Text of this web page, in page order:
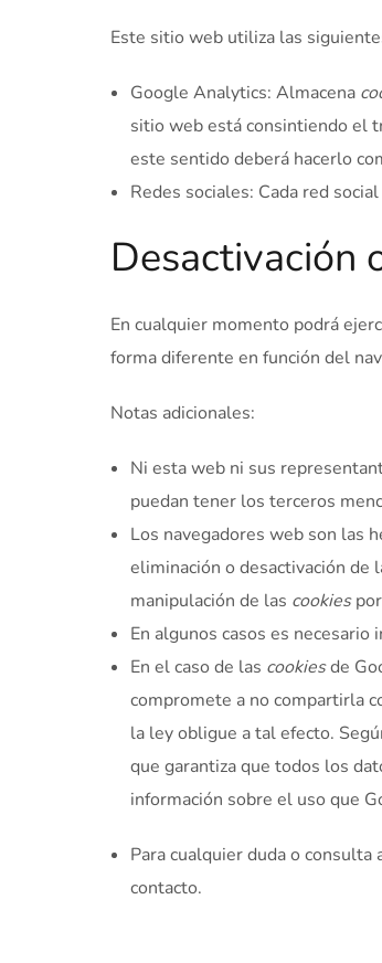
Este sitio web utiliza las
Google Analytics: Almacena
sitio web está consintiendo el
este sentido deberá hacerlo
Redes sociales: Cada red
Desactivación
En cualquier momento podrá
forma diferente en función del
Notas adicionales:
Ni esta web ni sus
puedan tener los terceros
Los navegadores web son las
eliminación o desactivación de
manipulación de las cookiespor
En algunos casos es necesario
En el caso de las cookiesde
compromete a no compartirla
la ley obligue a tal efecto.
que garantiza que todos los
información sobre el uso que
Para cualquier duda o consulta
contacto.